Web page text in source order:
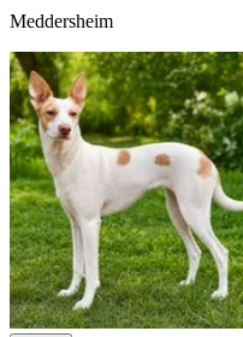
Meddersheim